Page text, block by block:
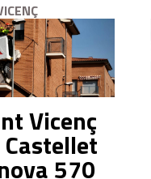
Vicenç
Castellet
570